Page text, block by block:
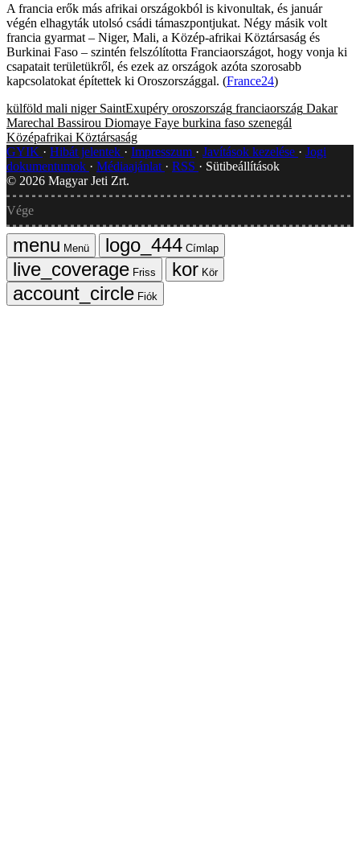
A francia erők más afrikai országokból is kivonultak, és január
végén elhagyták utolsó csádi támaszpontjukat. Négy másik volt
francia gyarmat – Niger, Mali, a Közép-afrikai Köztársaság és
Burkinai Faso – szintén felszólította Franciaországot, hogy vonja ki
csapatait területükről, és ezek az országok azóta szorosabb
kapcsolatokat építettek ki Oroszországgal. (France24)
külföld mali niger SaintExupéry oroszország franciaország Dakar
Marechal Bassirou Diomaye Faye burkina faso szenegál
Középafrikai Köztársaság
GYIK
Hibát jelentek Impresszum Javítások kezelése
Jogi
dokumentumok
Médiaajánlat RSS
Sütibeállítások
© 2026 Magyar Jeti Zrt.
Vége
Menü
Címlap
Friss
Kör
Fiók